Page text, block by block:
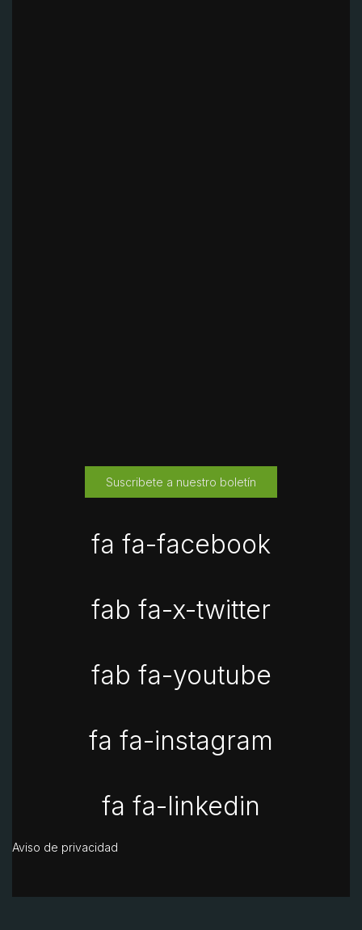
Suscribete a nuestro boletín
fa fa-facebook
fab fa-x-twitter
fab fa-youtube
fa fa-instagram
fa fa-linkedin
Aviso de privacidad